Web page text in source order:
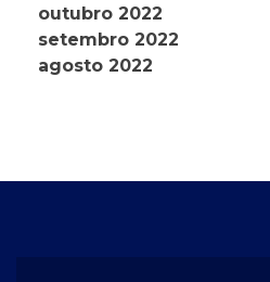
outubro 2022
setembro 2022
agosto 2022